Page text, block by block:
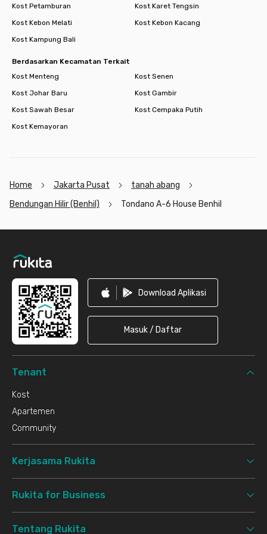
Kost Petamburan
Kost Karet Tengsin
Kost Kebon Melati
Kost Kebon Kacang
Kost Kampung Bali
Berdasarkan Kecamatan Terkait
Kost Menteng
Kost Senen
Kost Johar Baru
Kost Gambir
Kost Sawah Besar
Kost Cempaka Putih
Kost Kemayoran
Home Jakarta Pusat
tanah abang
Bendungan Hilir (Benhil)
Tondano A-6 House Benhil
Download Aplikasi
Masuk / Daftar
Tenant
Kost
Apartemen
Community
Kerjasama Rukita
Rukita for Business
Tentang Rukita